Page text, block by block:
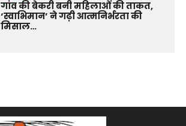
गांव की बेकरी बनी महिलाओं की ताकत,
‘स्वाभिमान’ ने गढ़ी आत्मनिर्भरता की
मिसाल…